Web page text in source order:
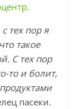
тех пор я
такое
С тех пор
то и болит,
пасеки.